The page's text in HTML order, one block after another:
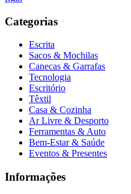
Categorias
Escrita
Sacos & Mochilas
Canecas & Garrafas
Tecnologia
Escritório
Têxtil
Casa & Cozinha
Ar Livre & Desporto
Ferramentas & Auto
Bem-Estar & Saúde
Eventos & Presentes
Informações